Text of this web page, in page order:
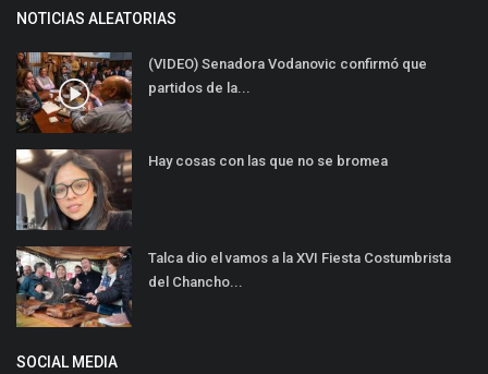
NOTICIAS ALEATORIAS
(VIDEO) Senadora Vodanovic confirmó que
partidos de la...
Hay cosas con las que no se bromea
Talca dio el vamos a la XVI Fiesta Costumbrista
del Chancho...
SOCIAL MEDIA